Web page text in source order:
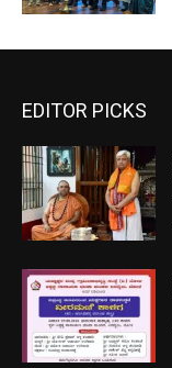
EDITOR PICKS